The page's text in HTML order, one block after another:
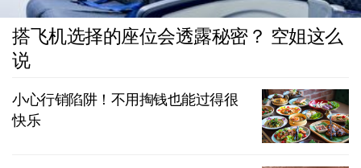
搭飞机选择的座位会透露秘密？ 空姐这么
说
小心行销陷阱！不用掏钱也能过得很
快乐